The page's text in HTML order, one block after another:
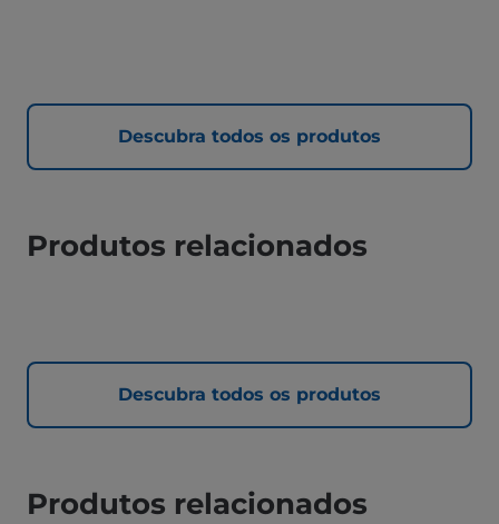
Descubra todos os produtos
Produtos relacionados
Descubra todos os produtos
Produtos relacionados